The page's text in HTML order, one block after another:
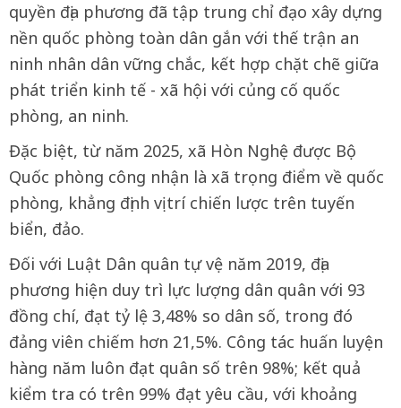
quyền địa phương đã tập trung chỉ đạo xây dựng
nền quốc phòng toàn dân gắn với thế trận an
ninh nhân dân vững chắc, kết hợp chặt chẽ giữa
phát triển kinh tế - xã hội với củng cố quốc
phòng, an ninh.
Đặc biệt, từ năm 2025, xã Hòn Nghệ được Bộ
Quốc phòng công nhận là xã trọng điểm về quốc
phòng, khẳng định vị trí chiến lược trên tuyến
biển, đảo.
Đối với Luật Dân quân tự vệ năm 2019, địa
phương hiện duy trì lực lượng dân quân với 93
đồng chí, đạt tỷ lệ 3,48% so dân số, trong đó
đảng viên chiếm hơn 21,5%. Công tác huấn luyện
hàng năm luôn đạt quân số trên 98%; kết quả
kiểm tra có trên 99% đạt yêu cầu, với khoảng